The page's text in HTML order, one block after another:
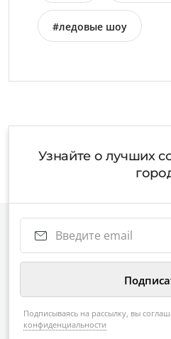
#ледовые шоу
Узнайте о лучших
Подписываясь на рассылку, вы
конфиденциальности